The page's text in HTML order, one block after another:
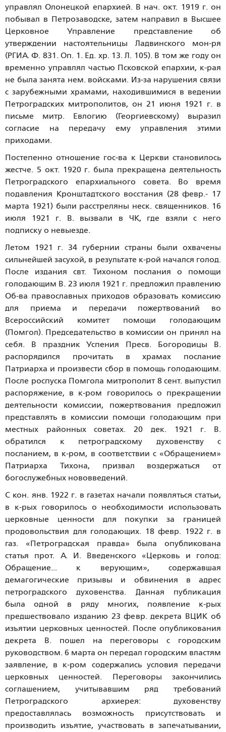
управлял Олонецкой епархией. В нач. окт. 1919 г. он
побывал в Петрозаводске, затем направил в Высшее
Церковное Управление представление об
утверждении настоятельницы Ладвинского мон-ря
(РГИА. Ф. 831. Оп. 1. Ед. хр. 13. Л. 105). В том же году он
временно управлял частью Псковской епархии, к-рая
не была занята нем. войсками. Из-за нарушения связи
с зарубежными храмами, находившимися в ведении
Петроградских митрополитов, он 21 июня 1921 г. в
письме митр. Евлогию (Георгиевскому) выразил
согласие на передачу ему управления этими
приходами.
Постепенно отношение гос-ва к Церкви становилось
жестче. 5 окт. 1920 г. была прекращена деятельность
Петроградского епархиального совета. Во время
подавления Кронштадтского восстания (28 февр.- 17
марта 1921) были расстреляны неск. священников. 16
июля 1921 г. В. вызвали в ЧК, где взяли с него
подписку о невыезде.
Летом 1921 г. 34 губернии страны были охвачены
сильнейшей засухой, в результате к-рой начался голод.
После издания свт. Тихоном послания о помощи
голодающим В. 23 июля 1921 г. предложил правлению
Об-ва православных приходов образовать комиссию
для приема и передачи пожертвований во
Всероссийский комитет помощи голодающим
(Помгол). Председательство в комиссии он принял на
себя. В праздник Успения Пресв. Богородицы В.
распорядился прочитать в храмах послание
Патриарха и произвести сбор в помощь голодающим.
После роспуска Помгола митрополит 8 сент. выпустил
распоряжение, в к-ром говорилось о прекращении
деятельности комиссии, пожертвования предложил
представлять в комиссии помощи голодающим при
местных районных советах. 20 дек. 1921 г. В.
обратился к петроградскому духовенству с
посланием, в к-ром, в соответствии с «Обращением»
Патриарха Тихона, призвал воздержаться от
богослужебных нововведений.
С кон. янв. 1922 г. в газетах начали появляться статьи,
в к-рых говорилось о необходимости использовать
церковные ценности для покупки за границей
продовольствия для голодающих. 18 февр. 1922 г. в
газ. «Петроградская правда» была опубликована
статья прот. А. И. Введенского «Церковь и голод:
Обращение... к верующим», содержавшая
демагогические призывы и обвинения в адрес
петроградского духовенства. Данная публикация
была одной в ряду многих, появление к-рых
предшествовало изданию 23 февр. декрета ВЦИК об
изъятии церковных ценностей. После опубликования
декрета В. пошел на переговоры с городским
руководством. 6 марта он передал городским властям
заявление, в к-ром содержались условия передачи
церковных ценностей. Переговоры закончились
соглашением, учитывавшим ряд требований
Петроградского архиерея: духовенству
предоставлялась возможность присутствовать и
производить изъятие, участвовать в запечатывании,